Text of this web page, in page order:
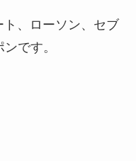
、ローソン、セブ
です。